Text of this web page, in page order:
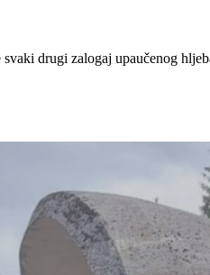
drugi zalogaj upaučenog